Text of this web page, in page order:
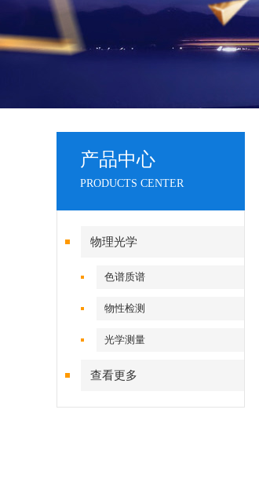
产品中心
PRODUCTS CENTER
物理光学
色谱质谱
物性检测
光学测量
查看更多